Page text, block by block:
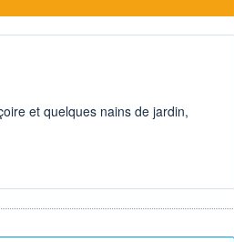
et quelques nains de jardin,